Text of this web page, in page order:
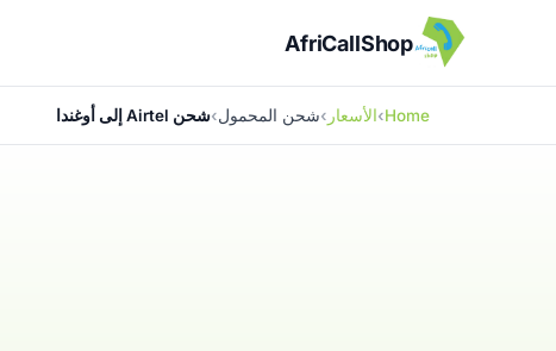
AfriCallShop
Home الأسعار شحن المحمول شحن Airtel إلى أوغندا